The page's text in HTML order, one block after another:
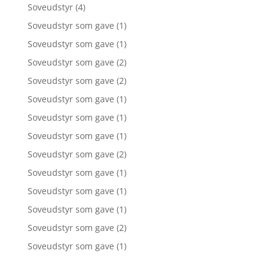
Soveudstyr (4)
Soveudstyr som gave (1)
Soveudstyr som gave (1)
Soveudstyr som gave (2)
Soveudstyr som gave (2)
Soveudstyr som gave (1)
Soveudstyr som gave (1)
Soveudstyr som gave (1)
Soveudstyr som gave (2)
Soveudstyr som gave (1)
Soveudstyr som gave (1)
Soveudstyr som gave (1)
Soveudstyr som gave (2)
Soveudstyr som gave (1)